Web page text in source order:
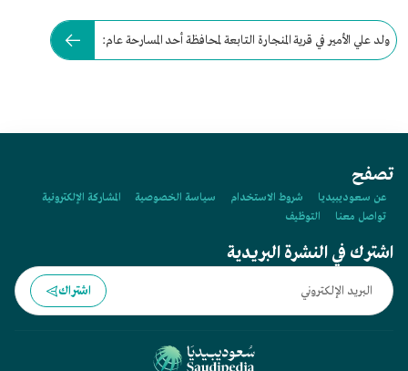
ولد علي الأمير في قرية المنجارة التابعة لمحافظة أحد المسارحة عام:
تصفح
عن سعوديبيديا شروط الاستخدام سياسة الخصوصية
المشاركة الإلكترونية
تواصل معنا
التوظيف
اشترك في النشرة البريدية
اشتراك